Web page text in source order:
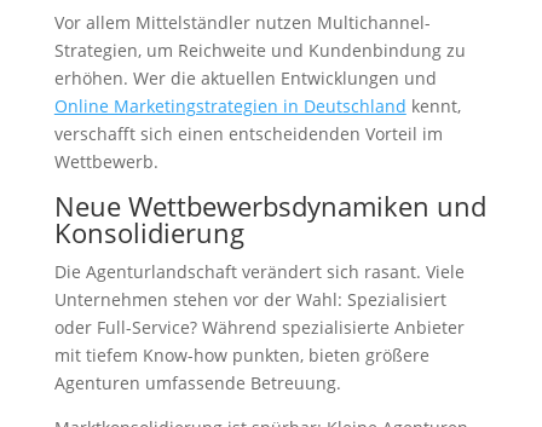
Vor allem Mittelständler nutzen Multichannel-
Strategien, um Reichweite und Kundenbindung zu
erhöhen. Wer die aktuellen Entwicklungen und
Online Marketingstrategien in Deutschland kennt,
verschafft sich einen entscheidenden Vorteil im
Wettbewerb.
Neue Wettbewerbsdynamiken und
Konsolidierung
Die Agenturlandschaft verändert sich rasant. Viele
Unternehmen stehen vor der Wahl: Spezialisiert
oder Full-Service? Während spezialisierte Anbieter
mit tiefem Know-how punkten, bieten größere
Agenturen umfassende Betreuung.